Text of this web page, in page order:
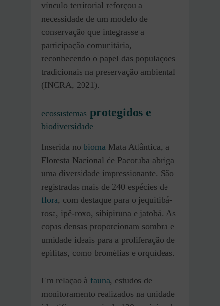
vínculo territorial reforçou a
necessidade de um modelo de
conservação que integrasse a
participação comunitária,
reconhecendo o papel das populações
tradicionais na preservação ambiental
(INCRA, 2021).
ecossistemas protegidos e
biodiversidade
Inserida no bioma Mata Atlântica, a
Floresta Nacional de Pacotuba abriga
uma diversidade impressionante. São
registradas mais de 240 espécies de
flora, com destaque para o jequitibá-
rosa, ipê-roxo, sibipiruna e jatobá. As
copas densas proporcionam sombra e
umidade ideais para a proliferação de
epífitas, como bromélias e orquídeas.
Em relação à fauna, estudos de
monitoramento realizados na unidade